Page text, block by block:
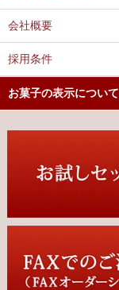
会社概要
採用条件
お菓子の表示について